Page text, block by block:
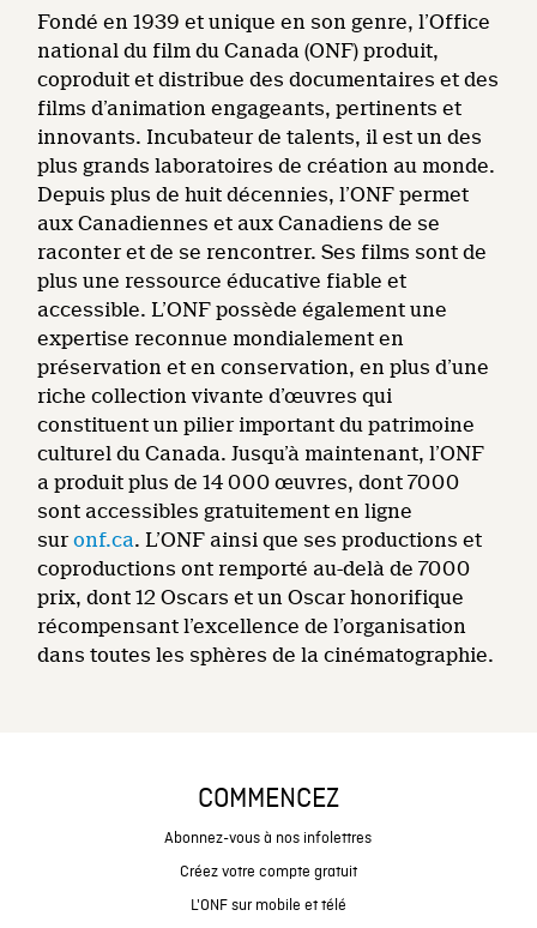
Fondé en 1939 et unique en son genre, l’Office
national du film du Canada (ONF) produit,
coproduit et distribue des documentaires et des
films d’animation engageants, pertinents et
innovants. Incubateur de talents, il est un des
plus grands laboratoires de création au monde.
Depuis plus de huit décennies, l’ONF permet
aux Canadiennes et aux Canadiens de se
raconter et de se rencontrer. Ses films sont de
plus une ressource éducative fiable et
accessible. L’ONF possède également une
expertise reconnue mondialement en
préservation et en conservation, en plus d’une
riche collection vivante d’œuvres qui
constituent un pilier important du patrimoine
culturel du Canada. Jusqu’à maintenant, l’ONF
a produit plus de 14 000 œuvres, dont 7000
sont accessibles gratuitement en ligne
suronf.ca. L’ONF ainsi que ses productions et
coproductions ont remporté au-delà de 7000
prix, dont 12 Oscars et un Oscar honorifique
récompensant l’excellence de l’organisation
dans toutes les sphères de la cinématographie.
COMMENCEZ
Abonnez-vous à nos infolettres
Créez votre compte gratuit
L'ONF sur mobile et télé